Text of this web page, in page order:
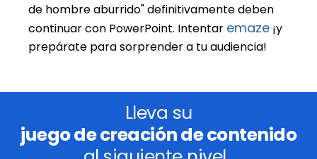
de hombre aburrido" definitivamente deben
continuar con PowerPoint. Intentar emaze ¡y
prepárate para sorprender a tu audiencia!
Lleva su
juego de creación de contenido